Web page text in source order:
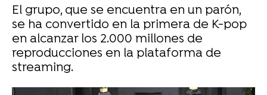
El grupo, que se encuentra en un parón,
se ha convertido en la primera de K-pop
en alcanzar los 2.000 millones de
reproducciones en la plataforma de
streaming.